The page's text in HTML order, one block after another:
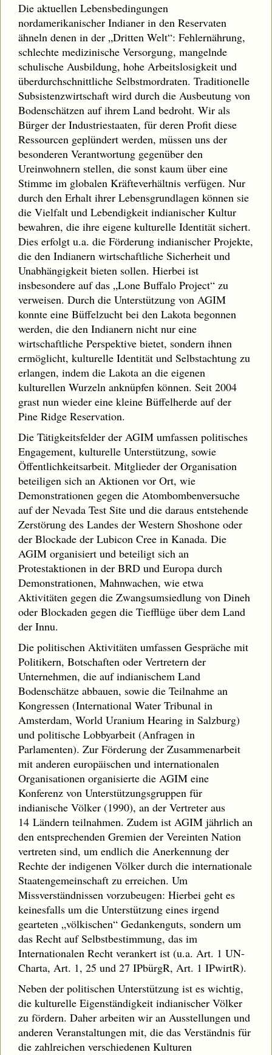
Die aktuellen Lebensbedingungen
nordamerikanischer Indianer in den Reservaten
ähneln denen in der „Dritten Welt“: Fehlernährung,
schlechte medizinische Versorgung, mangelnde
schulische Ausbildung, hohe Arbeitslosigkeit und
überdurchschnittliche Selbstmordraten. Traditionelle
Subsistenzwirtschaft wird durch die Ausbeutung von
Bodenschätzen auf ihrem Land bedroht. Wir als
Bürger der Industriestaaten, für deren Profit diese
Ressourcen geplündert werden, müssen uns der
besonderen Verantwortung gegenüber den
Ureinwohnern stellen, die sonst kaum über eine
Stimme im globalen Kräfteverhältnis verfügen. Nur
durch den Erhalt ihrer Lebensgrundlagen können sie
die Vielfalt und Lebendigkeit indianischer Kultur
bewahren, die ihre eigene kulturelle Identität sichert.
Dies erfolgt u.a. die Förderung indianischer Projekte,
die den Indianern wirtschaftliche Sicherheit und
Unabhängigkeit bieten sollen. Hierbei ist
insbesondere auf das „Lone Buffalo Project“ zu
verweisen. Durch die Unterstützung von AGIM
konnte eine Büffelzucht bei den Lakota begonnen
werden, die den Indianern nicht nur eine
wirtschaftliche Perspektive bietet, sondern ihnen
ermöglicht, kulturelle Identität und Selbstachtung zu
erlangen, indem die Lakota an die eigenen
kulturellen Wurzeln anknüpfen können. Seit 2004
grast nun wieder eine kleine Büffelherde auf der
Pine Ridge Reservation.
Die Tätigkeitsfelder der AGIM umfassen politisches
Engagement, kulturelle Unterstützung, sowie
Öffentlichkeitsarbeit. Mitglieder der Organisation
beteiligen sich an Aktionen vor Ort, wie
Demonstrationen gegen die Atombombenversuche
auf der Nevada Test Site und die daraus entstehende
Zerstörung des Landes der Western Shoshone oder
der Blockade der Lubicon Cree in Kanada. Die
AGIM organisiert und beteiligt sich an
Protestaktionen in der BRD und Europa durch
Demonstrationen, Mahnwachen, wie etwa
Aktivitäten gegen die Zwangsumsiedlung von Dineh
oder Blockaden gegen die Tiefflüge über dem Land
der Innu.
Die politischen Aktivitäten umfassen Gespräche mit
Politikern, Botschaften oder Vertretern der
Unternehmen, die auf indianischem Land
Bodenschätze abbauen, sowie die Teilnahme an
Kongressen (International Water Tribunal in
Amsterdam, World Uranium Hearing in Salzburg)
und politische Lobbyarbeit (Anfragen in
Parlamenten). Zur Förderung der Zusammenarbeit
mit anderen europäischen und internationalen
Organisationen organisierte die AGIM eine
Konferenz von Unterstützungsgruppen für
indianische Völker (1990), an der Vertreter aus
14 Ländern teilnahmen. Zudem ist AGIM jährlich an
den entsprechenden Gremien der Vereinten Nation
vertreten sind, um endlich die Anerkennung der
Rechte der indigenen Völker durch die internationale
Staatengemeinschaft zu erreichen. Um
Missverständnissen vorzubeugen: Hierbei geht es
keinesfalls um die Unterstützung eines irgend
gearteten „völkischen“ Gedankenguts, sondern um
das Recht auf Selbstbestimmung, das im
Internationalen Recht verankert ist (u.a. Art. 1 UN-
Charta, Art. 1, 25 und 27 IPbürgR, Art. 1 IPwirtR).
Neben der politischen Unterstützung ist es wichtig,
die kulturelle Eigenständigkeit indianischer Völker
zu fördern. Daher arbeiten wir an Ausstellungen und
anderen Veranstaltungen mit, die das Verständnis für
die zahlreichen verschiedenen Kulturen